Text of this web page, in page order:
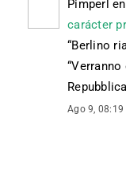
Pimperl en
carácter
“Berlino
Repubblica
Ago 9, 08:19